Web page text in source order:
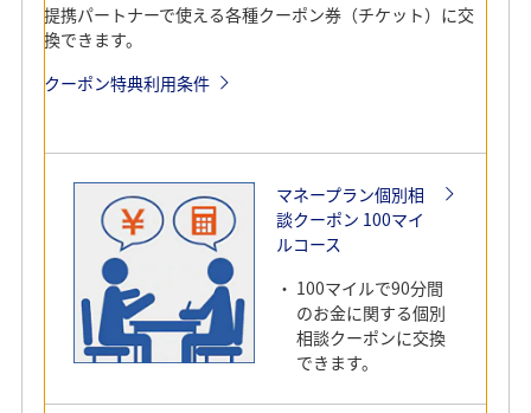
キーワードで絞り込む
ANAマイレージモールで貯める
AMC番号の提示で貯める Edy決済で貯める
ANA Pay決済で貯める
全ての選択を解除
提携パートナーで使える各種クーポン券（チケット）に交
換できます。
クーポン特典利用条件
マネープラン個別相
談クーポン 100マイ
ルコース
100マイルで90分間
のお金に関する個別
相談クーポンに交換
できます。